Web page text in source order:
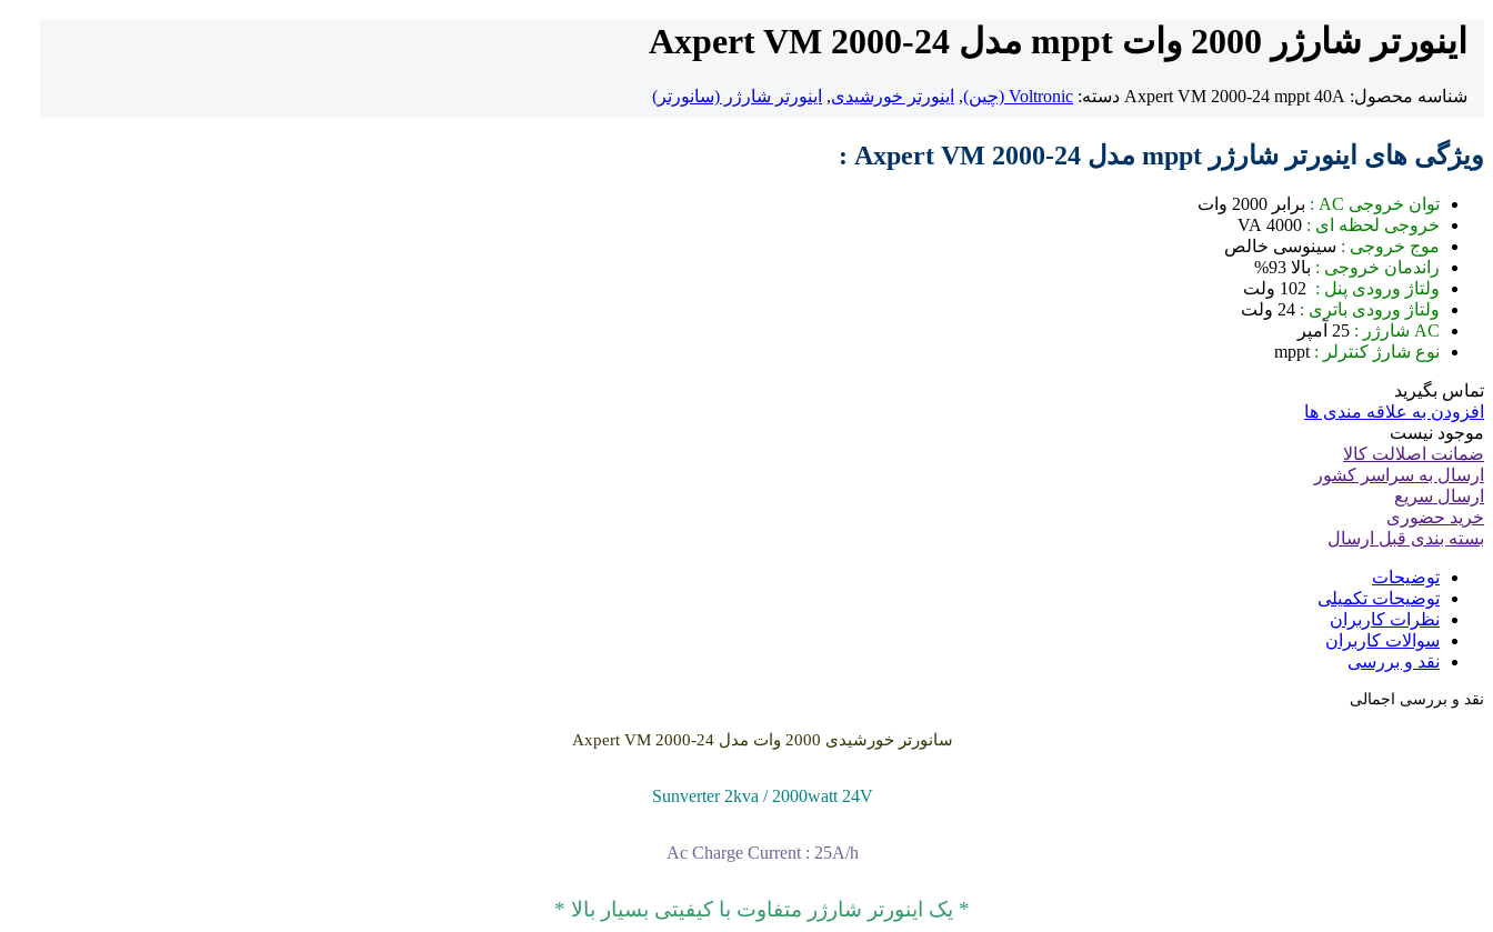
اینورتر شارژر 2000 وات mppt مدل Axpert VM 2000-24
شناسه محصول: Axpert VM 2000-24 mppt 40A دسته: Voltronic (چین) , اینورتر خورشیدی, اینورتر شارژر (سانورتر)
ویژگی های اینورتر شارژر mppt مدل Axpert VM 2000-24 :
توان خروجی AC :
برابر 2000 وات
خروجی لحظه ای : 4000 VA
موج خروجی : سینوسی خالص
راندمان خروجی : بالا 93%
ولتاژ ورودی پنل :
ولتاژ ورودی باتری :
AC شارژر :
نوع شارژ کنترلر : mppt
تماس بگیرید
افزودن به علاقه مندی ها
موجود نیست
ضمانت اصلالت کالا
ارسال به سراسر کشور
ارسال سریع
خرید حضوری
بسته بندی قبل ارسال
توضیحات
توضیحات تکمیلی
نظرات کاربران
سوالات کاربران
نقد و بررسی
نقد و بررسی اجمالی
سانورتر خورشیدی 2000 وات مدل Axpert VM 2000-24
Sunverter 2kva / 2000watt 24V
Ac Charge Current : 25A/h
* یک اینورتر شارژر متفاوت با کیفیتی بسیار بالا *